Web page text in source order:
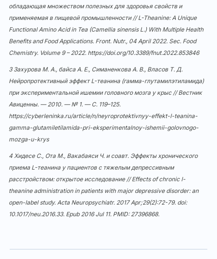
обладающая множеством полезных для здоровья свойств и
применяемая в пищевой промышленности // L-Theanine: A Unique
Functional Amino Acid in Tea (Camellia sinensis L.) With Multiple Health
Benefits and Food Applications. Front. Nutr., 04 April 2022. Sec. Food
Chemistry. Volume 9 – 2022. https://doi.org/10.3389/fnut.2022.853846
3 Захурова М. А., байса А. Е., Симаненкова А. В., Власов Т. Д.
Нейропротективный эффект L-теанина (гамма-глутамилэтиламида)
при экспериментальной ишемии головного мозга у крыс // Вестник
Авиценны. — 2010. — № 1. — С. 119–125.
https://cyberleninka.ru/article/n/neyroprotektivnyy-effekt-l-teanina-
gamma-glutamiletilamida-pri-eksperimentalnoy-ishemii-golovnogo-
mozga-u-krys
4 Хидесе С., Ота М., Вакабаяси Ч. и соавт. Эффекты хронического
приема L-теанина у пациентов с тяжелым депрессивным
расстройством: открытое исследование // Effects of chronic l-
theanine administration in patients with major depressive disorder: an
open-label study. Acta Neuropsychiatr. 2017 Apr;29(2):72-79. doi:
10.1017/neu.2016.33. Epub 2016 Jul 11. PMID: 27396868.